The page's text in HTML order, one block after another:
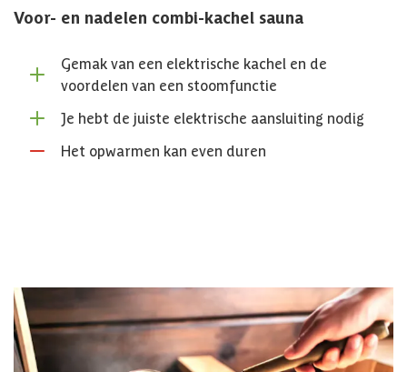
Voor- en nadelen combi-kachel sauna
Gemak van een elektrische kachel en de
voordelen van een stoomfunctie
Je hebt de juiste elektrische aansluiting nodig
Het opwarmen kan even duren